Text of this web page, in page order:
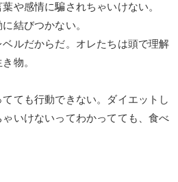
や感情に騙されちゃいけない。
結びつかない。
ルだからだ。オレたちは頭で理解
物。
ても行動できない。ダイエットし
いけないってわかってても、食べ